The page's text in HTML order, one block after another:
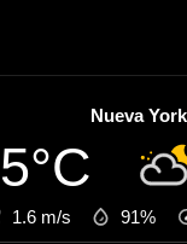
Nueva York
1.6 m/s 91%